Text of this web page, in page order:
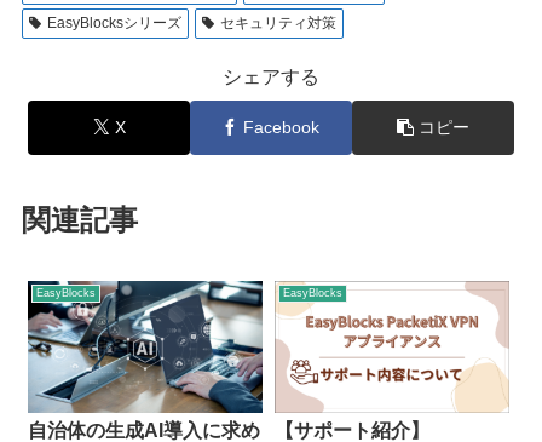
EasyBlocksシリーズ
セキュリティ対策
シェアする
X Facebook コピー
関連記事
EasyBlocks
自治体の生成AI導入に求め
EasyBlocks
【サポート紹介】